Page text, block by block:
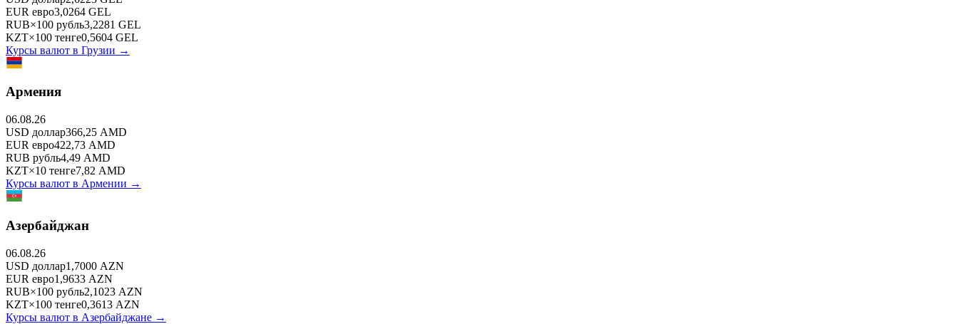
EUR евро3,0264 GEL
RUB×100 рубль3,2281 GEL
KZT×100 тенге0,5604 GEL
Курсы валют в Грузии →
Армения
06.08.26
USD доллар366,25 AMD
EUR евро422,73 AMD
RUB рубль4,49 AMD
KZT×10 тенге7,82 AMD
Курсы валют в Армении →
Азербайджан
06.08.26
USD доллар1,7000 AZN
EUR евро1,9633 AZN
RUB×100 рубль2,1023 AZN
KZT×100 тенге0,3613 AZN
Курсы валют в Азербайджане →